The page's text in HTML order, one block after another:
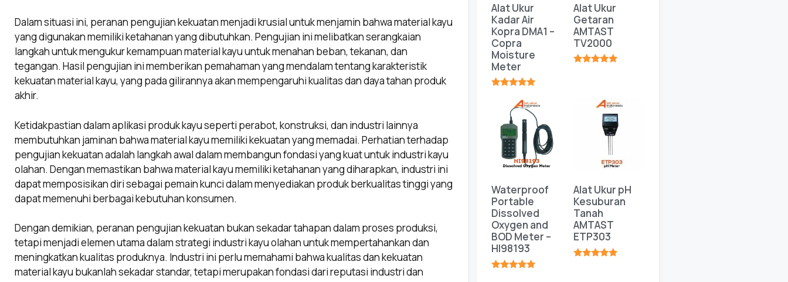
Dalam situasi ini, peranan pengujian kekuatan menjadi krusial untuk menjamin bahwa material kayu
yang digunakan memiliki ketahanan yang dibutuhkan. Pengujian ini melibatkan serangkaian
langkah untuk mengukur kemampuan material kayu untuk menahan beban, tekanan, dan
tegangan. Hasil pengujian ini memberikan pemahaman yang mendalam tentang karakteristik
kekuatan material kayu, yang pada gilirannya akan mempengaruhi kualitas dan daya tahan produk
akhir.
Ketidakpastian dalam aplikasi produk kayu seperti perabot, konstruksi, dan industri lainnya
membutuhkan jaminan bahwa material kayu memiliki kekuatan yang memadai. Perhatian terhadap
pengujian kekuatan adalah langkah awal dalam membangun fondasi yang kuat untuk industri kayu
olahan. Dengan memastikan bahwa material kayu memiliki ketahanan yang diharapkan, industri ini
dapat memposisikan diri sebagai pemain kunci dalam menyediakan produk berkualitas tinggi yang
dapat memenuhi berbagai kebutuhan konsumen.
Dengan demikian, peranan pengujian kekuatan bukan sekadar tahapan dalam proses produksi,
tetapi menjadi elemen utama dalam strategi industri kayu olahan untuk mempertahankan dan
meningkatkan kualitas produknya. Industri ini perlu memahami bahwa kualitas dan kekuatan
material kayu bukanlah sekadar standar, tetapi merupakan fondasi dari reputasi industri dan
Alat Ukur
Kadar Air
Kopra DMA1 –
Copra
Moisture
Meter
Alat Ukur
Getaran
AMTAST
TV2000
Waterproof
Portable
Dissolved
Oxygen and
BOD Meter –
HI98193
Alat Ukur pH
Kesuburan
Tanah
AMTAST
ETP303